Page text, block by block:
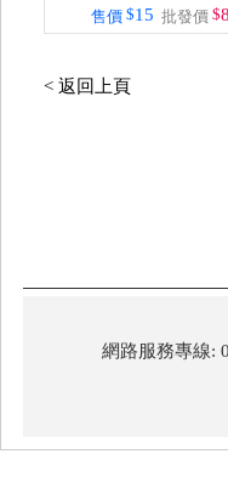
售價 $15 批發價 $8
< 返回上頁
網路服務專線: